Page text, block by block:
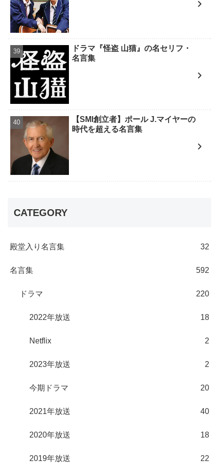
ドラマ『怪盗 山猫』の名セリフ・
名言集
【SMI創立者】ポール J.マイヤーの
時代を超える名言集
CATEGORY
殿堂入り名言集 32
名言集 592
ドラマ 220
2022年放送 18
Netflix 2
2023年放送 2
今期ドラマ 20
2021年放送 40
2020年放送 18
2019年放送 22